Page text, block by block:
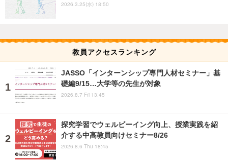
2026.3.25(水) 18:50
教員アクセスランキング
JASSO「インターンシップ専門人材セミナー」基
礎編9/15…大学等の先生が対象
2026.8.7 Fri 13:45
探究学習でウェルビーイング向上、授業実践を紹
介する中高教員向けセミナー8/26
2026.8.6 Thu 18:45